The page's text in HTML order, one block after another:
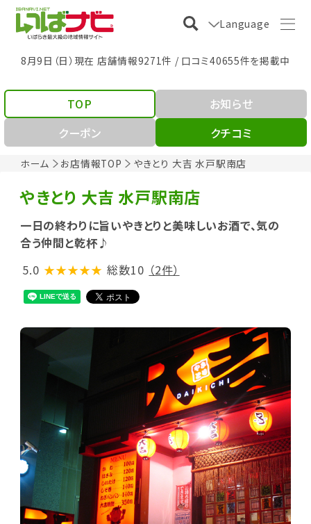
Language
8月9日（日）現在 店舗情報9271件 / 口コミ40655件を掲載中
ホーム お店情報TOP やきとり 大吉 水戸駅南店
TOP
お知らせ
クーポン
クチコミ
やきとり 大吉 水戸駅南店
一日の終わりに旨いやきとりと美味しいお酒で、気の
合う仲間と乾杯♪
5.0 ★★★★★ 総数10 （2件）